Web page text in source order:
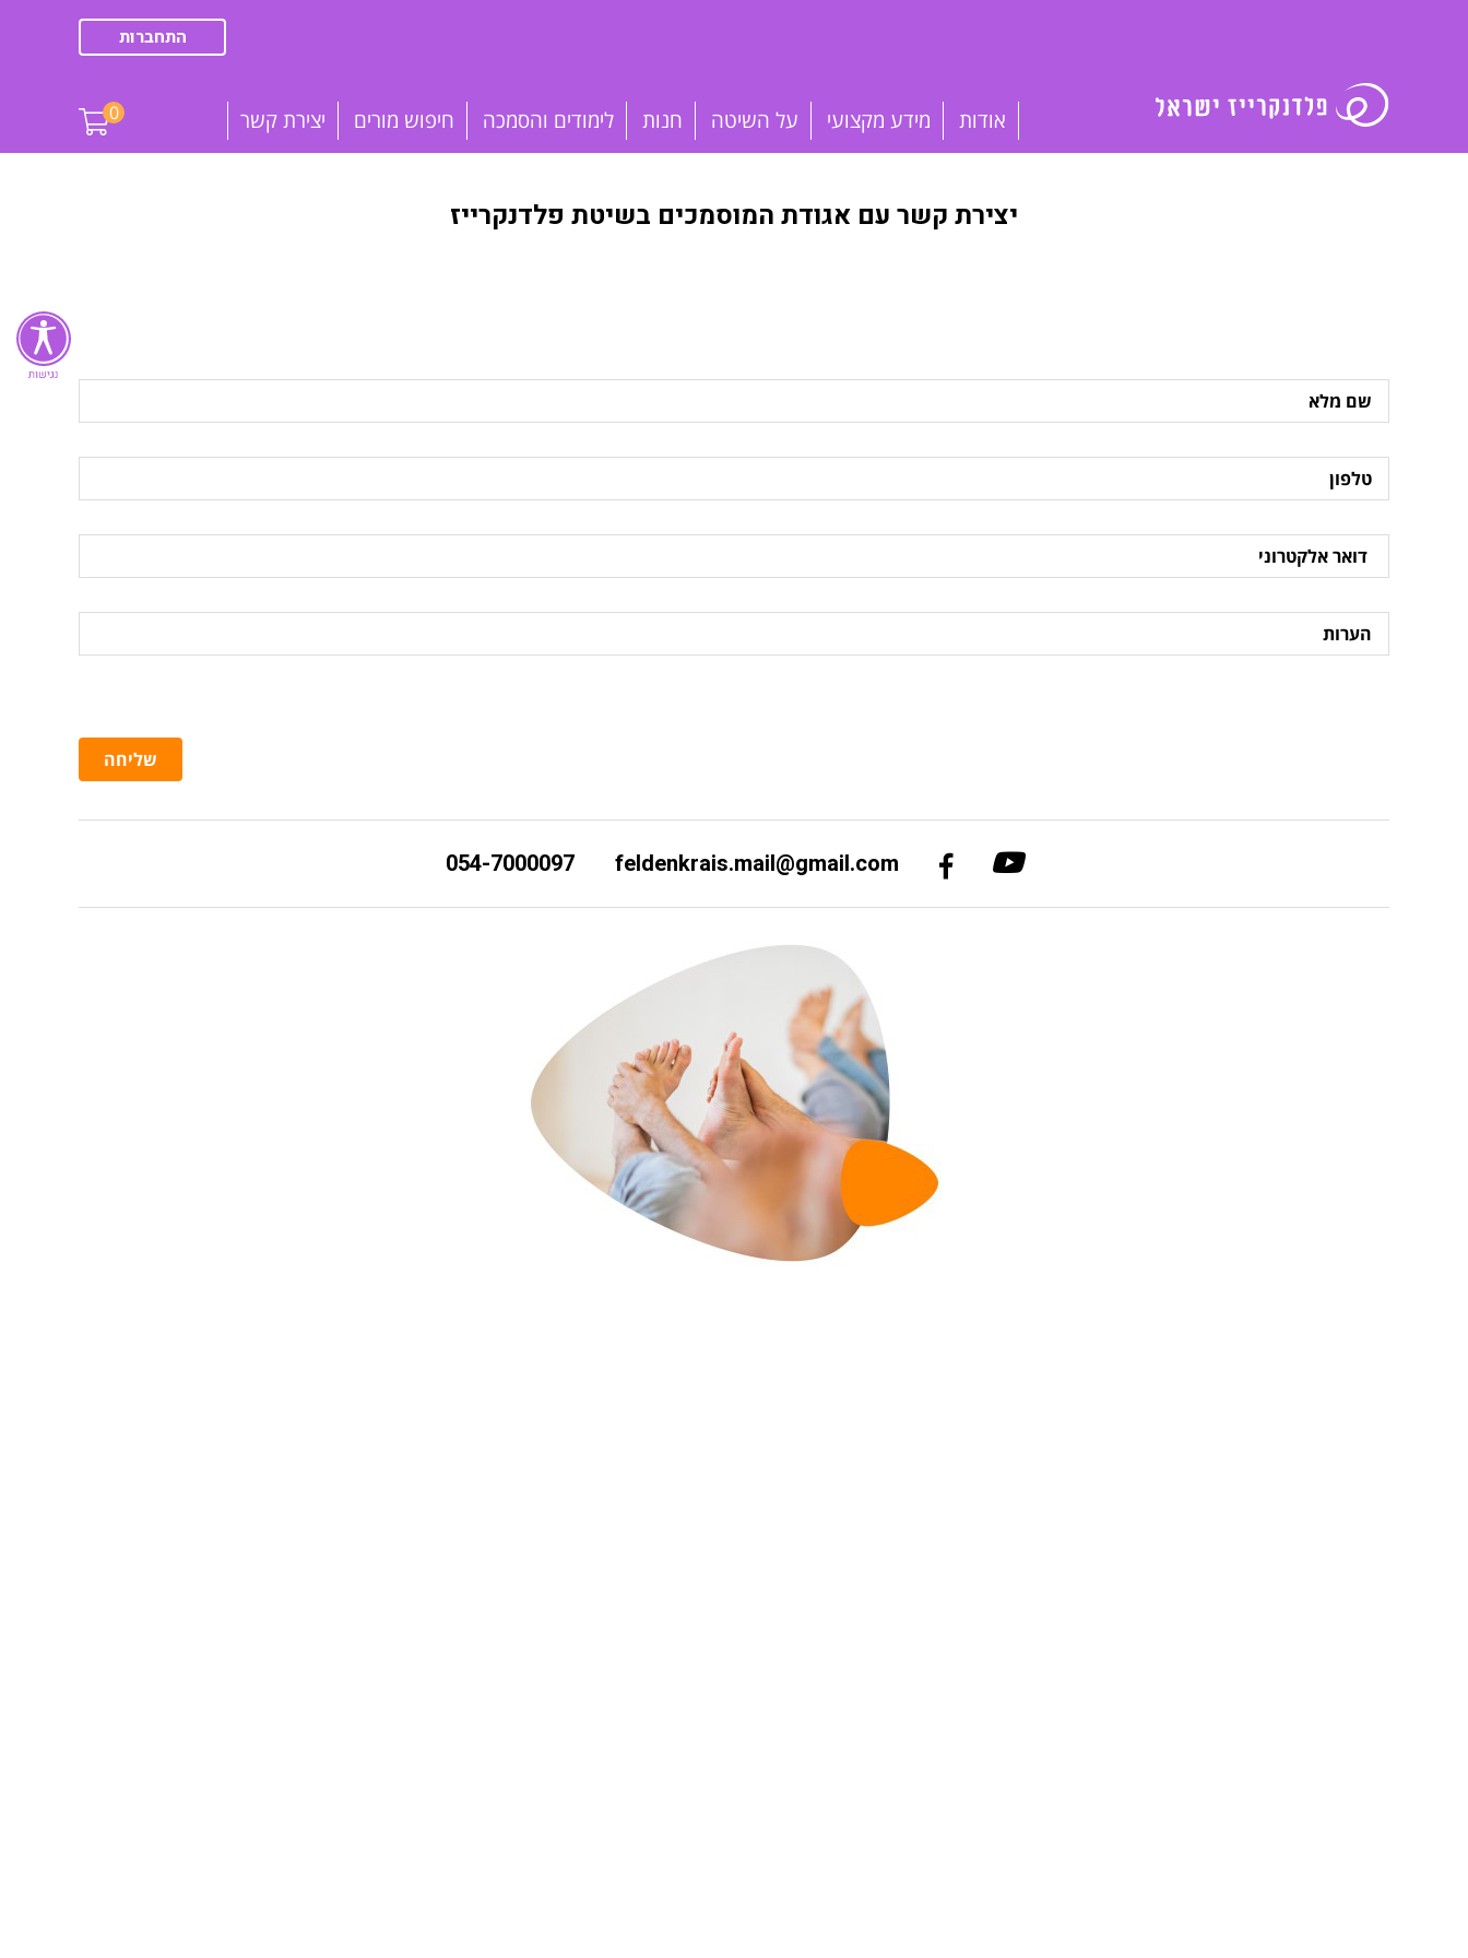
התחברות
אודות מידע מקצועי על השיטה חנות לימודים והסמכה חיפוש מורים יצירת קשר 0
יצירת קשר עם אגודת המוסמכים בשיטת פלדנקרייז
מלא
טלפון
אלקטרוני
הערות
שליחה
feldenkrais.mail@gmail.com
054-7000097